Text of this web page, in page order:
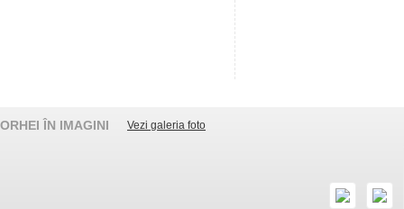
ORHEI ÎN IMAGINI Vezi galeria foto